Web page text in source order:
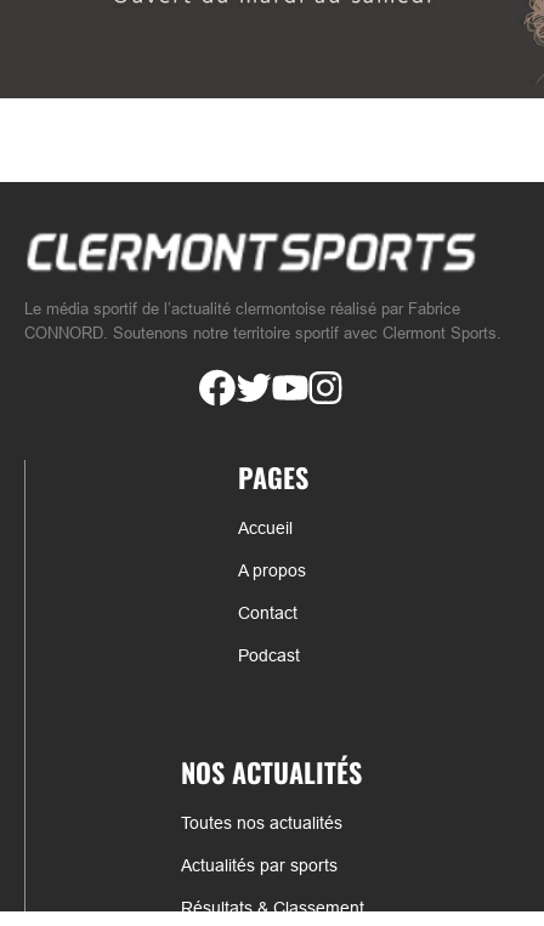
Le média sportif de l’actualité clermontoise réalisé par Fabrice
CONNORD. Soutenons notre territoire sportif avec Clermont Sports.
PAGES
Accueil
A propos
Contact
Podcast
NOS ACTUALITÉS
Toutes nos actualités
Actualités par sports
Résultats & Classement